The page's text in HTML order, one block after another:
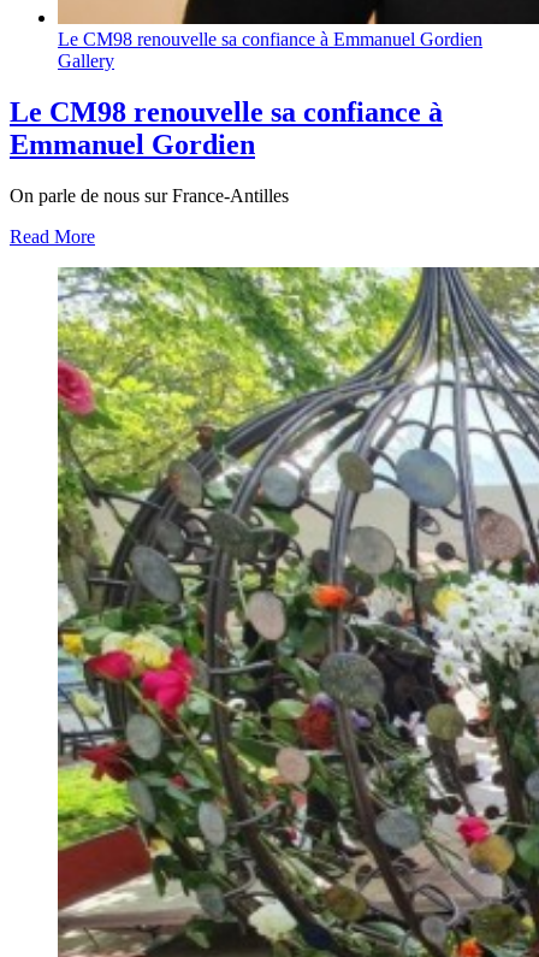
Le CM98 renouvelle sa confiance à Emmanuel Gordien
Gallery
Le CM98 renouvelle sa confiance à
Emmanuel Gordien
On parle de nous sur France-Antilles
Read More